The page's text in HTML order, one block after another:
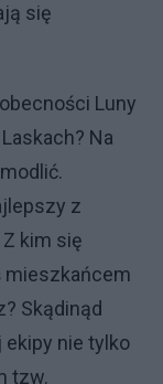
się
Luny
Na
z
kim się
mieszkańcem
Skądinąd
nie tylko
tzw.